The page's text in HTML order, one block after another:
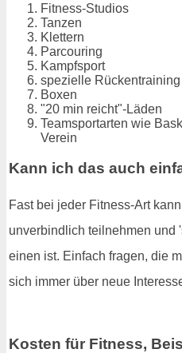
Fitness-Studios
Tanzen
Klettern
Parcouring
Kampfsport
spezielle
Boxen
"20 min reicht"-Läden
Teamsportarten wie
Verein
Kann ich das auch
Fast bei jeder Fitness-Art
unverbindlich teilnehmen und
einen ist. Einfach fragen, die
sich immer über neue
Kosten für Fitness,